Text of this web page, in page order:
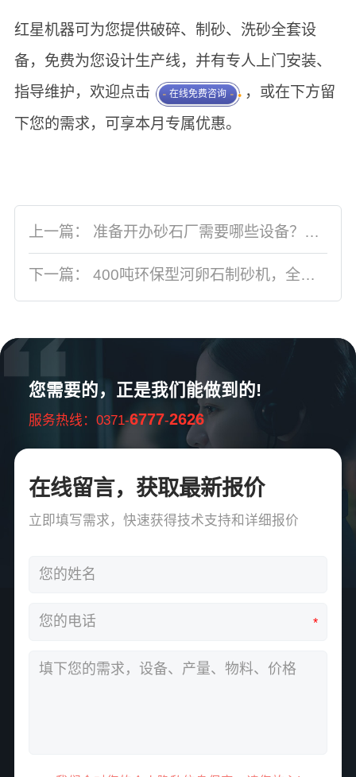
红星机器可为您提供破碎、制砂、洗砂全套设
备，免费为您设计生产线，并有专人上门安装、
指导维护，欢迎点击
在线免费咨询
，或在下方留
下您的需求，可享本月专属优惠。
上一篇： 准备开办砂石厂需要哪些设备？要投资多少钱？
下一篇： 400吨环保型河卵石制砂机，全套设备封闭式生产
您需要的，正是我们能做到的!
服务热线：0371-6777-2626
在线留言，获取最新报价
立即填写需求，快速获得技术支持和详细报价
*